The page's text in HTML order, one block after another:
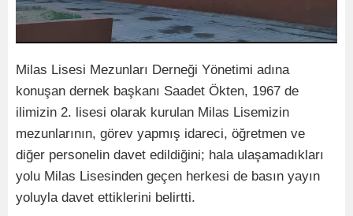
Milas Lisesi Mezunları Derneği Yönetimi adına
konuşan dernek başkanı Saadet Ökten, 1967 de
ilimizin 2. lisesi olarak kurulan Milas Lisemizin
mezunlarının, görev yapmış idareci, öğretmen ve
diğer personelin davet edildiğini; hala ulaşamadıkları
yolu Milas Lisesinden geçen herkesi de basın yayın
yoluyla davet ettiklerini belirtti.